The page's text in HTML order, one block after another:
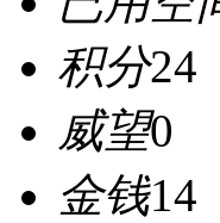
积分24
威望0
金钱14